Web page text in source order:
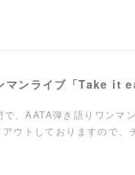
、AATA弾き語りワンマ
ウトしておりますので